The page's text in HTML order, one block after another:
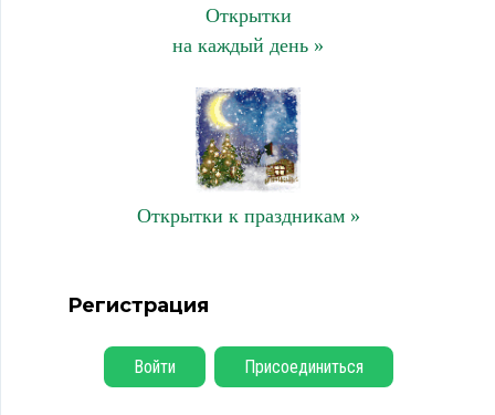
Открытки
на каждый день »
Открытки к праздникам »
Регистрация
Войти Присоединиться